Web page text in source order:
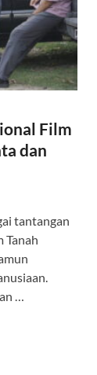
Film
dan
tantangan
Tanah
…